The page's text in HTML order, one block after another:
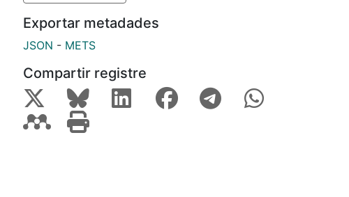
Exportar metadades
JSON - METS
Compartir registre